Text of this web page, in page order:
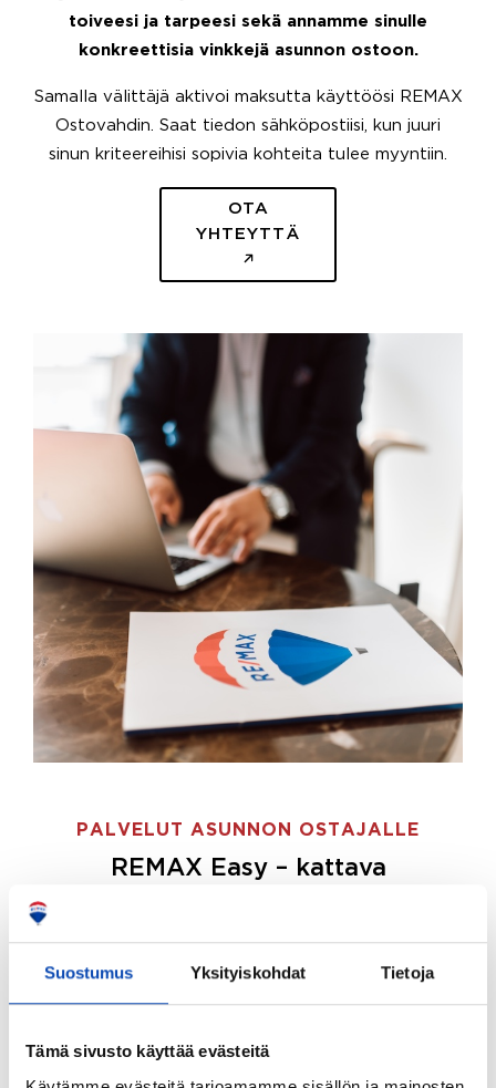
Suostumus Yksityiskohdat Tietoja
Tämä sivusto käyttää evästeitä
toiveesi ja tarpeesi sekä annamme sinulle
konkreettisia vinkkejä asunnon ostoon.
Samalla välittäjä aktivoi maksutta käyttöösi REMAX
Ostovahdin. Saat tiedon sähköpostiisi, kun juuri
sinun kriteereihisi sopivia kohteita tulee myyntiin.
OTA
YHTEYTTÄ
PALVELUT ASUNNON OSTAJALLE
REMAX Easy – kattava
ostajille.
Tee ostotoimeksianto ja etsimme juuri